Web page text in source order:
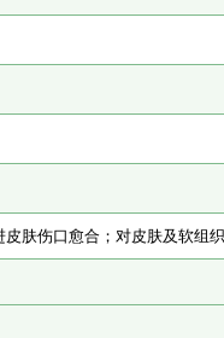
肤伤口愈合；对皮肤及软组